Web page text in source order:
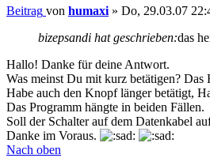
Beitrag von humaxi » Do, 29.03.07
bizepsandi hat geschrieben:das
Hallo! Danke für deine Antwort.
Was meinst Du mit kurz betätigen?
Habe auch den Knopf länger betätigt,
Das Programm hängte in beiden Fällen.
Soll der Schalter auf dem Datenkabel
Danke im Voraus.
Nach oben